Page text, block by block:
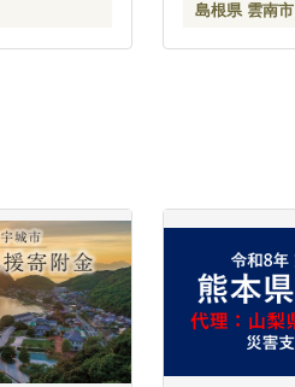
[AIEG010]
島根県 雲南市